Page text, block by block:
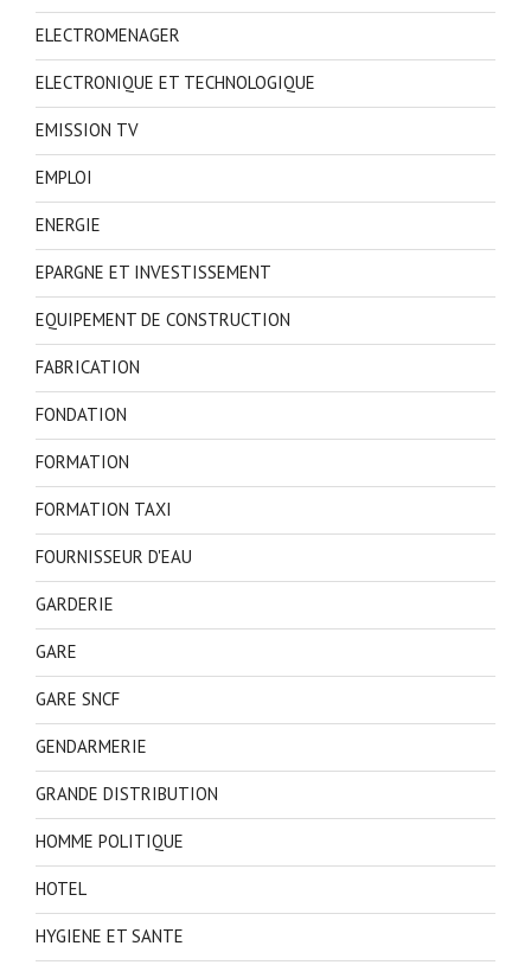
ELECTROMENAGER
ELECTRONIQUE ET TECHNOLOGIQUE
EMISSION TV
EMPLOI
ENERGIE
EPARGNE ET INVESTISSEMENT
EQUIPEMENT DE CONSTRUCTION
FABRICATION
FONDATION
FORMATION
FORMATION TAXI
FOURNISSEUR D'EAU
GARDERIE
GARE
GARE SNCF
GENDARMERIE
GRANDE DISTRIBUTION
HOMME POLITIQUE
HOTEL
HYGIENE ET SANTE